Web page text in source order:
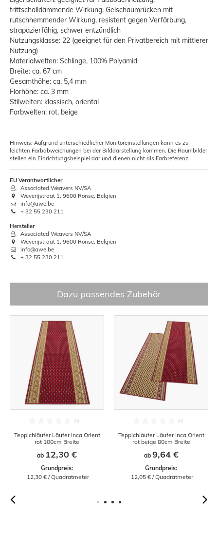
trittschalldämmende Wirkung, Gelschaumrücken mit
rutschhemmender Wirkung, resistent gegen Verfärbung,
strapazierfähig, schwer entzündlich
Nutzungsklasse: 22 (geeignet für den Privatbereich mit mittlerer
Nutzung)
Materialwelten: Schlinge, 100% Polyamid
Breite: ca. 67 cm
Gesamthöhe: ca. 5,4 mm
Florhöhe: ca. 3 mm
Stilwelten: klassisch, oriental
Farbwelten: rot, beige
Hinweis: Aufgrund unterschiedlicher Monitoreinstellungen kann es zu
leichten Farbabweichungen bei der Bilddarstellung kommen. Die Raumbilder
stellen ein Einrichtungsbeispiel dar und dienen nicht als Farbreferenz.
EU Verantwortlicher
Associated Weavers NV/SA
Weverijstraat 1, 9600 Ronse, Belgien
info@awe.be
+ 32 55 230 211
Hersteller
Associated Weavers NV/SA
Weverijstraat 1, 9600 Ronse, Belgien
info@awe.be
+ 32 55 230 211
Dazu passendes Zubehör
Teppichläufer Läufer Inca Orient
rot 100cm Breite
ab 12,30 €
Grundpreis:
12,30 € / Quadratmeter
Teppichläufer Läufer Inca Orient
rot beige 80cm Breite
ab 9,64 €
Grundpreis:
12,05 € / Quadratmeter